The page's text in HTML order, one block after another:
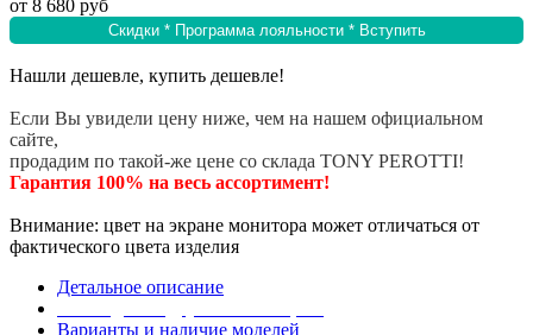
от 8 680 руб
Скидки * Программа лояльности * Вступить
Нашли дешевле, купить дешевле!
Если Вы увидели цену ниже, чем на нашем официальном
сайте,
продадим по такой-же цене со склада TONY PEROTTI!
Гарантия 100% на весь ассортимент!
Внимание: цвет на экране монитора может отличаться от
фактического цвета изделия
Детальное описание
Варианты и наличие моделей